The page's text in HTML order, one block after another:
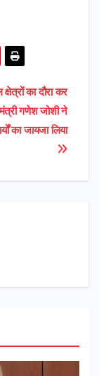
का दौरा कर
गणेश जोशी ने
का जायजा लिया